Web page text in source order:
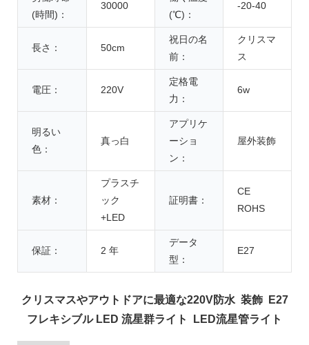
(時間)：
30000
(℃)：
-20-40
長さ： 50cm
祝日の名
前：
クリスマ
ス
電圧： 220V
定格電
力：
6w
明るい
色：
真っ白
アプリケ
ーショ
ン：
屋外装飾
素材：
プラスチ
ック
+LED
証明書：
CE
ROHS
保証： 2 年
データ
型：
E27
クリスマスやアウトドアに最適な220V防水 装飾 E27
フレキシブル LED 流星群ライト LED流星管ライト